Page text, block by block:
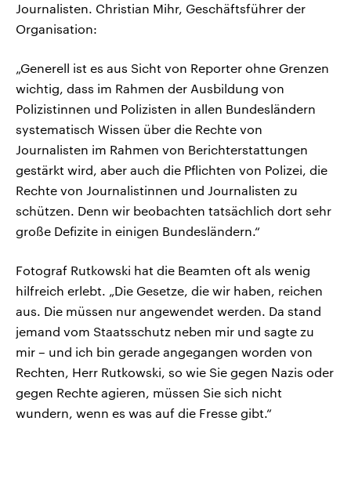
Journalisten. Christian Mihr, Geschäftsführer der
Organisation:
„Generell ist es aus Sicht von Reporter ohne Grenzen
wichtig, dass im Rahmen der Ausbildung von
Polizistinnen und Polizisten in allen Bundesländern
systematisch Wissen über die Rechte von
Journalisten im Rahmen von Berichterstattungen
gestärkt wird, aber auch die Pflichten von Polizei, die
Rechte von Journalistinnen und Journalisten zu
schützen. Denn wir beobachten tatsächlich dort sehr
große Defizite in einigen Bundesländern.“
Fotograf Rutkowski hat die Beamten oft als wenig
hilfreich erlebt. „Die Gesetze, die wir haben, reichen
aus. Die müssen nur angewendet werden. Da stand
jemand vom Staatsschutz neben mir und sagte zu
mir – und ich bin gerade angegangen worden von
Rechten, Herr Rutkowski, so wie Sie gegen Nazis oder
gegen Rechte agieren, müssen Sie sich nicht
wundern, wenn es was auf die Fresse gibt.“